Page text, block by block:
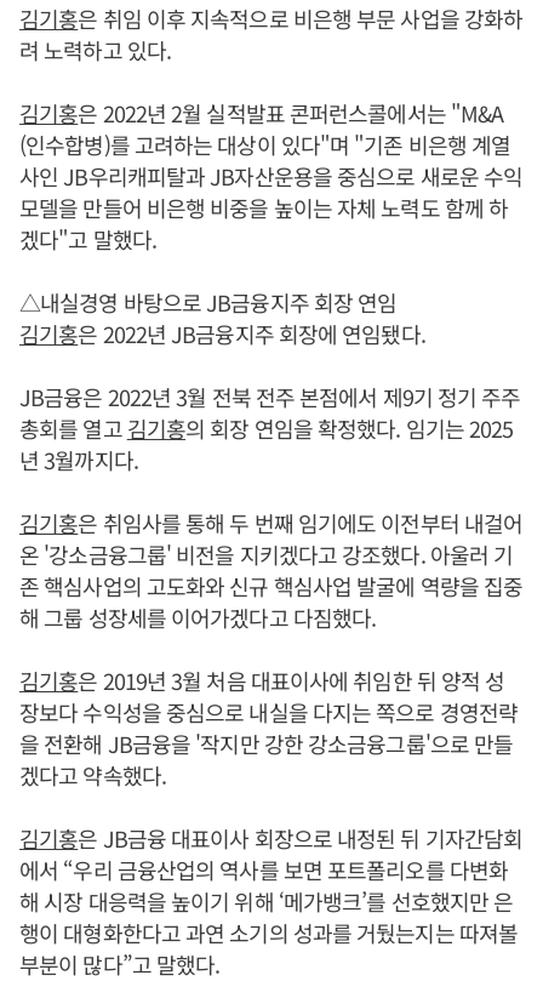
김기홍은 취임 이후 지속적으로 비은행 부문 사업을 강화하
려 노력하고 있다.
김기홍은 2022년 2월 실적발표 콘퍼런스콜에서는 "M&A
(인수합병)를 고려하는 대상이 있다"며 "기존 비은행 계열
사인 JB우리캐피탈과 JB자산운용을 중심으로 새로운 수익
모델을 만들어 비은행 비중을 높이는 자체 노력도 함께 하
겠다"고 말했다.
△내실경영 바탕으로 JB금융지주 회장 연임
김기홍은 2022년 JB금융지주 회장에 연임됐다.
JB금융은 2022년 3월 전북 전주 본점에서 제9기 정기 주주
총회를 열고김기홍의 회장 연임을 확정했다. 임기는 2025
년 3월까지다.
김기홍은 취임사를 통해 두 번째 임기에도 이전부터 내걸어
온 '강소금융그룹' 비전을 지키겠다고 강조했다. 아울러 기
존 핵심사업의 고도화와 신규 핵심사업 발굴에 역량을 집중
해 그룹 성장세를 이어가겠다고 다짐했다.
김기홍은 2019년 3월 처음 대표이사에 취임한 뒤 양적 성
장보다 수익성을 중심으로 내실을 다지는 쪽으로 경영전략
을 전환해 JB금융을 '작지만 강한 강소금융그룹'으로 만들
겠다고 약속했다.
김기홍은 JB금융 대표이사 회장으로 내정된 뒤 기자간담회
에서 “우리 금융산업의 역사를 보면 포트폴리오를 다변화
해 시장 대응력을 높이기 위해 ‘메가뱅크’를 선호했지만 은
행이 대형화한다고 과연 소기의 성과를 거뒀는지는 따져볼
부분이 많다”고 말했다.